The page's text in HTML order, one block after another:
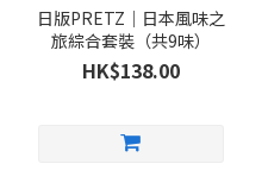
日版PRETZ｜日本風味之
旅綜合套裝（共9味）
HK$138.00